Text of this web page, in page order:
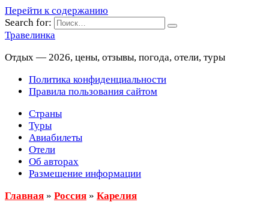
Перейти к содержанию
Search for:
Травелинка
Отдых — 2026, цены, отзывы, погода, отели, туры
Политика конфиденциальности
Правила пользования сайтом
Страны
Туры
Авиабилеты
Отели
Об авторах
Размещение информации
Главная » Россия » Карелия